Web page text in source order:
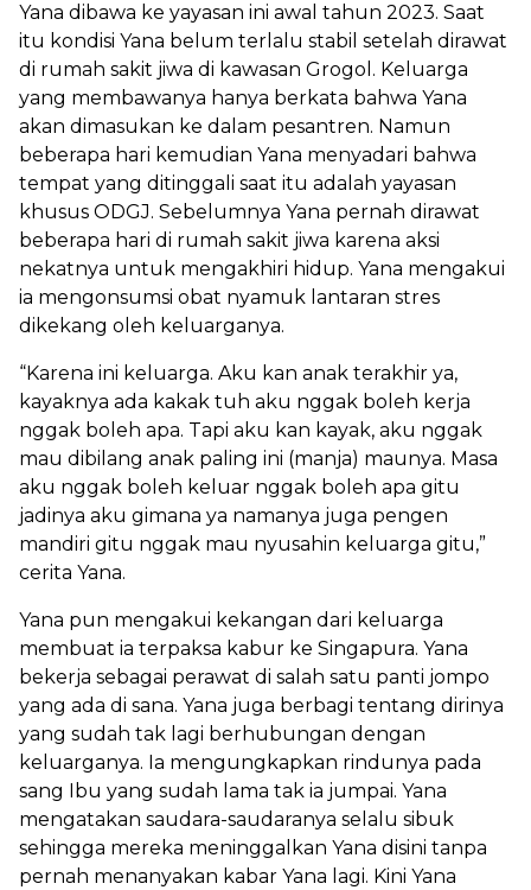
Yana dibawa ke yayasan ini awal tahun 2023. Saat
itu kondisi Yana belum terlalu stabil setelah dirawat
di rumah sakit jiwa di kawasan Grogol. Keluarga
yang membawanya hanya berkata bahwa Yana
akan dimasukan ke dalam pesantren. Namun
beberapa hari kemudian Yana menyadari bahwa
tempat yang ditinggali saat itu adalah yayasan
khusus ODGJ. Sebelumnya Yana pernah dirawat
beberapa hari di rumah sakit jiwa karena aksi
nekatnya untuk mengakhiri hidup. Yana mengakui
ia mengonsumsi obat nyamuk lantaran stres
dikekang oleh keluarganya.
“Karena ini keluarga. Aku kan anak terakhir ya,
kayaknya ada kakak tuh aku nggak boleh kerja
nggak boleh apa. Tapi aku kan kayak, aku nggak
mau dibilang anak paling ini (manja) maunya. Masa
aku nggak boleh keluar nggak boleh apa gitu
jadinya aku gimana ya namanya juga pengen
mandiri gitu nggak mau nyusahin keluarga gitu,”
cerita Yana.
Yana pun mengakui kekangan dari keluarga
membuat ia terpaksa kabur ke Singapura. Yana
bekerja sebagai perawat di salah satu panti jompo
yang ada di sana. Yana juga berbagi tentang dirinya
yang sudah tak lagi berhubungan dengan
keluarganya. Ia mengungkapkan rindunya pada
sang Ibu yang sudah lama tak ia jumpai. Yana
mengatakan saudara-saudaranya selalu sibuk
sehingga mereka meninggalkan Yana disini tanpa
pernah menanyakan kabar Yana lagi. Kini Yana